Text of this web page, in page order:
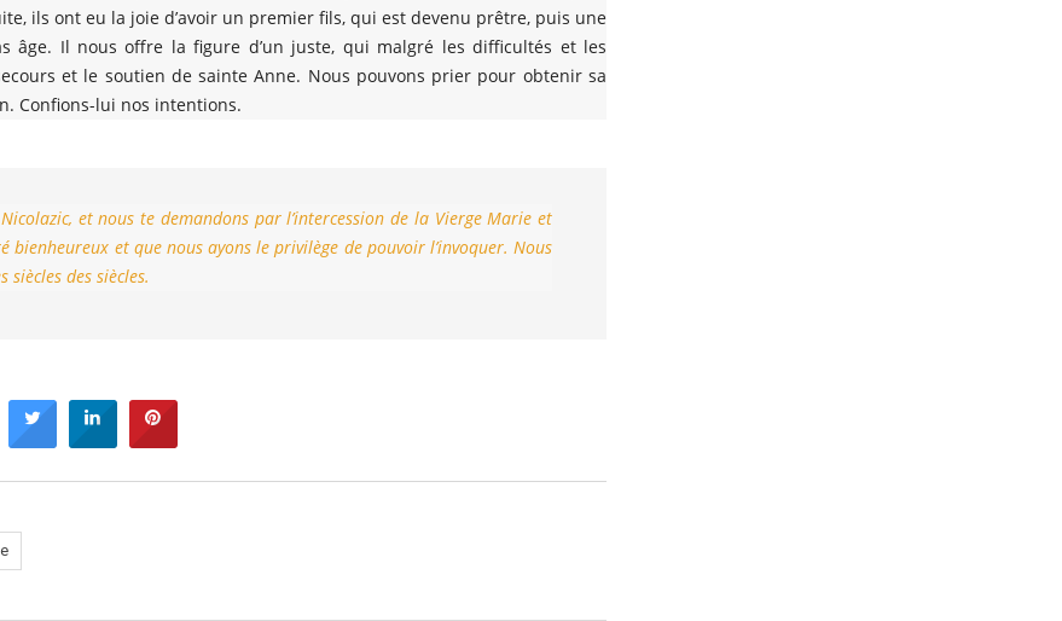
ils ont eu la joie d’avoir un premier fils, qui est devenu prêtre, puis une
Il nous offre la figure d’un juste, qui malgré les difficultés et les
et le soutien de sainte Anne. Nous pouvons prier pour obtenir sa
Confions-lui nos intentions.
et nous te demandons par l’intercession de la Vierge Marie et
bienheureux et que nous ayons le privilège de pouvoir l’invoquer. Nous
des siècles.